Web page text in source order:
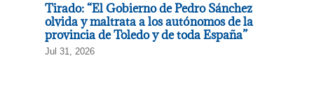
Tirado: “El Gobierno de Pedro Sánchez
olvida y maltrata a los autónomos de la
provincia de Toledo y de toda España”
Jul 31, 2026